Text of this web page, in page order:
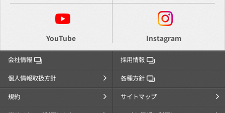
YouTube Instagram
会社情報 採用情報
個人情報取扱方針 各種方針
規約 サイトマップ